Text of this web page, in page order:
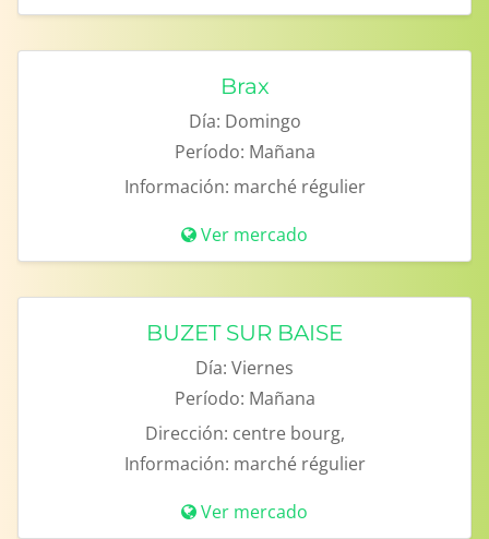
Brax
Día: Domingo
Período: Mañana
Información: marché régulier
Ver mercado
BUZET SUR BAISE
Día: Viernes
Período: Mañana
Dirección: centre bourg,
Información: marché régulier
Ver mercado